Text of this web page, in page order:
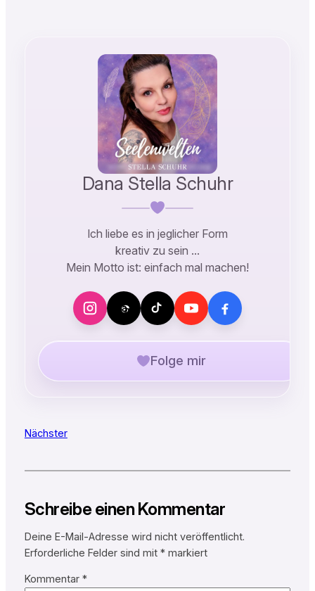
Dana Stella Schuhr
Ich liebe es in jeglicher Form
kreativ zu sein …
Mein Motto ist: einfach mal machen!
Folge mir
Nächster
Schreibe einen Kommentar
Deine E-Mail-Adresse wird nicht veröffentlicht.
Erforderliche Felder sind mit *markiert
Kommentar *